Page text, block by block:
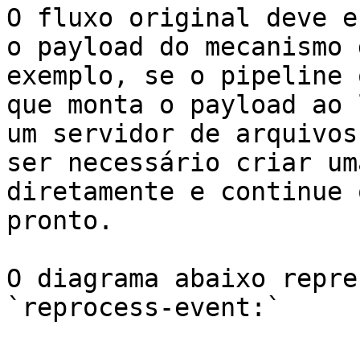
O fluxo original deve
o payload do
exemplo, se o
que monta o payload
um servidor de
ser necessário criar
diretamente e continue
pronto.
O diagrama abaixo
`reprocess-event:`